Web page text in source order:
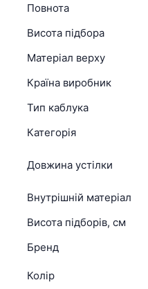
Повнота
Висота підбора
Матеріал верху
Країна виробник
Тип каблука
Категорія
Довжина устілки
Внутрішній матеріал
Висота підборів, см
Бренд
Колір